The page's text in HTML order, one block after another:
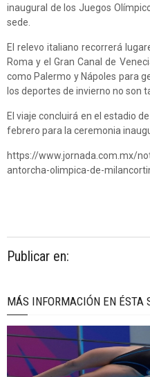
inaugural de los Juegos
sede.
El relevo italiano recorrerá
Roma y el Gran Canal de
como Palermo y Nápoles para
los deportes de invierno no son
El viaje concluirá en el estadio
febrero para la ceremonia
https://www.jornada.com.mx/
antorcha-olimpica-de-
Publicar en:
MÁS INFORMACIÓN EN ÉSTA